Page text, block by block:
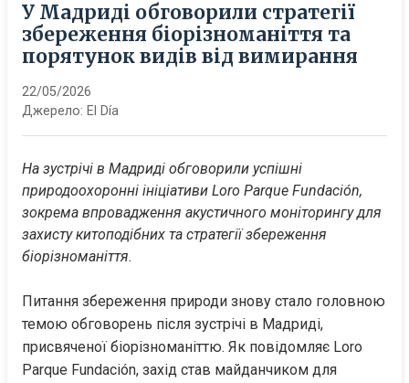
У Мадриді обговорили стратегії
збереження біорізноманіття та
порятунок видів від вимирання
22/05/2026
Джерело: El Día
На зустрічі в Мадриді обговорили успішні
природоохоронні ініціативи Loro Parque Fundación,
зокрема впровадження акустичного моніторингу для
захисту китоподібних та стратегії збереження
біорізноманіття.
Питання збереження природи знову стало головною
темою обговорень після зустрічі в Мадриді,
присвяченої біорізноманіттю. Як повідомляє Loro
Parque Fundación, захід став майданчиком для